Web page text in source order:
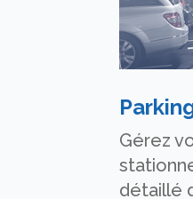
Gérez
détaillé